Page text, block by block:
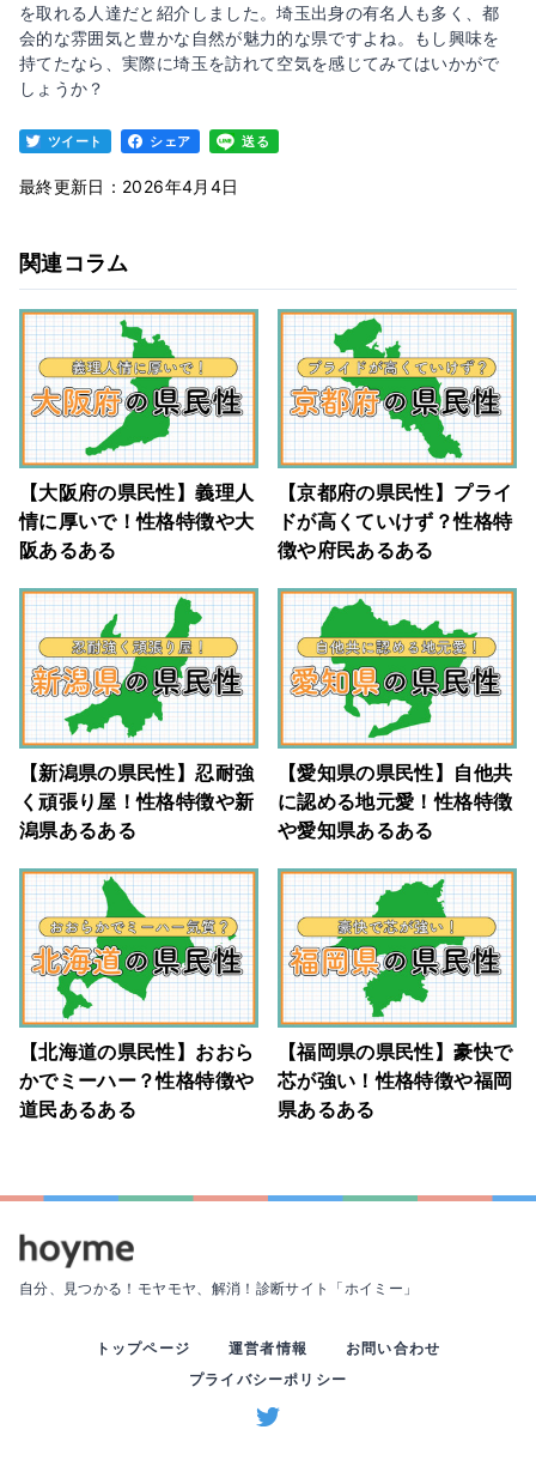
を取れる人達だと紹介しました。埼玉出身の有名人も多く、都
会的な雰囲気と豊かな自然が魅力的な県ですよね。もし興味を
持てたなら、実際に埼玉を訪れて空気を感じてみてはいかがで
しょうか？
ツイート シェア 送る
最終更新日：2026年4月4日
関連コラム
【大阪府の県民性】義理人
情に厚いで！性格特徴や大
阪あるある
【京都府の県民性】プライ
ドが高くていけず？性格特
徴や府民あるある
【新潟県の県民性】忍耐強
く頑張り屋！性格特徴や新
潟県あるある
【愛知県の県民性】自他共
に認める地元愛！性格特徴
や愛知県あるある
【北海道の県民性】おおら
かでミーハー？性格特徴や
道民あるある
【福岡県の県民性】豪快で
芯が強い！性格特徴や福岡
県あるある
自分、見つかる！モヤモヤ、解消！ 診断サイト「ホイミー」
トップページ 運営者情報
お問い合わせ
プライバシーポリシー